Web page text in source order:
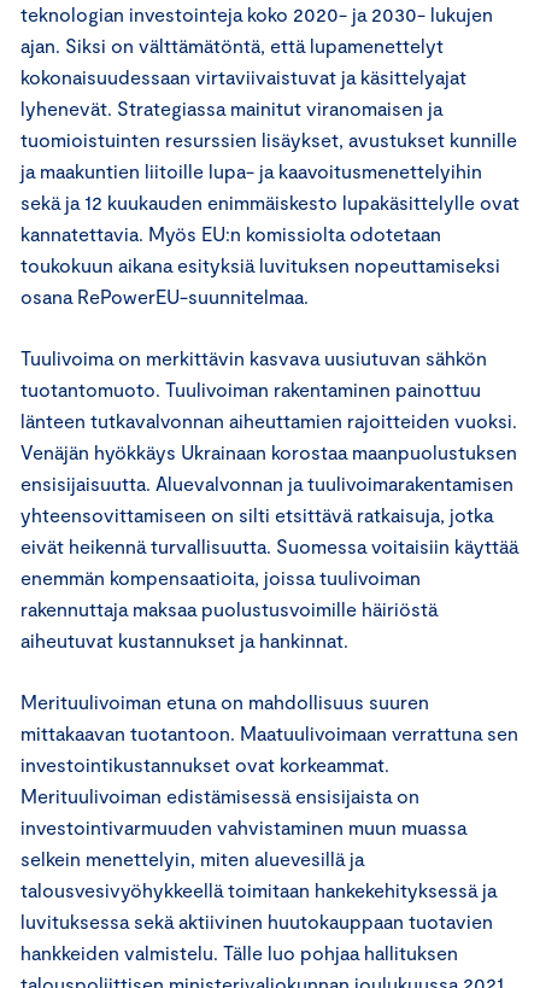
teknologian investointeja koko 2020- ja 2030- lukujen
ajan. Siksi on välttämätöntä, että lupamenettelyt
kokonaisuudessaan virtaviivaistuvat ja käsittelyajat
lyhenevät. Strategiassa mainitut viranomaisen ja
tuomioistuinten resurssien lisäykset, avustukset kunnille
ja maakuntien liitoille lupa- ja kaavoitusmenettelyihin
sekä ja 12 kuukauden enimmäiskesto lupakäsittelylle ovat
kannatettavia. Myös EU:n komissiolta odotetaan
toukokuun aikana esityksiä luvituksen nopeuttamiseksi
osana RePowerEU-suunnitelmaa.
Tuulivoima on merkittävin kasvava uusiutuvan sähkön
tuotantomuoto. Tuulivoiman rakentaminen painottuu
länteen tutkavalvonnan aiheuttamien rajoitteiden vuoksi.
Venäjän hyökkäys Ukrainaan korostaa maanpuolustuksen
ensisijaisuutta. Aluevalvonnan ja tuulivoimarakentamisen
yhteensovittamiseen on silti etsittävä ratkaisuja, jotka
eivät heikennä turvallisuutta. Suomessa voitaisiin käyttää
enemmän kompensaatioita, joissa tuulivoiman
rakennuttaja maksaa puolustusvoimille häiriöstä
aiheutuvat kustannukset ja hankinnat.
Merituulivoiman etuna on mahdollisuus suuren
mittakaavan tuotantoon. Maatuulivoimaan verrattuna sen
investointikustannukset ovat korkeammat.
Merituulivoiman edistämisessä ensisijaista on
investointivarmuuden vahvistaminen muun muassa
selkein menettelyin, miten aluevesillä ja
talousvesivyöhykkeellä toimitaan hankekehityksessä ja
luvituksessa sekä aktiivinen huutokauppaan tuotavien
hankkeiden valmistelu. Tälle luo pohjaa hallituksen